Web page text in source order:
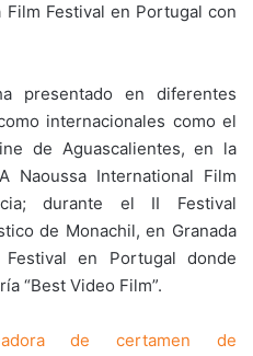
Film Festival en Portugal con
presentado en diferentes
internacionales como el
de Aguascalientes, en la
Naoussa International Film
durante el II Festival
de Monachil, en Granada
en Portugal donde
“Best Video Film”.
de certamen de